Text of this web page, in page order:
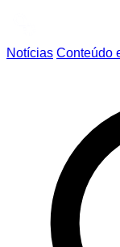
Notícias Conteúdo